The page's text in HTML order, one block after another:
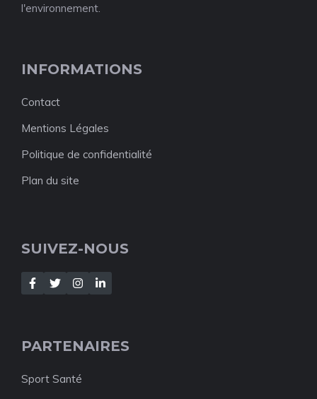
l'environnement.
INFORMATIONS
Contact
Mentions Légales
Politique de confidentialité
Plan du site
SUIVEZ-NOUS
PARTENAIRES
Sport Santé